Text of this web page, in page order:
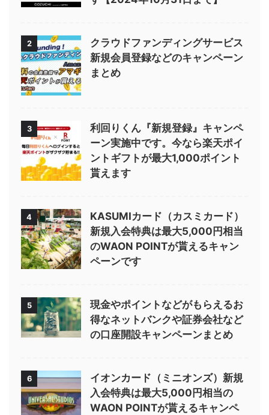
2
クラウドファンディングサービス
新規会員登録などのキャンペーン
まとめ
3
利回りくん『新規登録』キャンペ
ーン実施中です。今なら楽天ポイ
ントギフトが最大1,000ポイント
貰えます
4
KASUMIカード（カスミカード）
新規入会特典は最大5,000円相当
のWAON POINTが貰えるキャン
ペーンです
5
現金やポイントなどがもらえるお
得なネットバンクや証券会社など
の口座開設キャンペーンまとめ
6
イオンカード（ミニオンズ）新規
入会特典は最大5,000円相当の
WAON POINTが貰えるキャンペ